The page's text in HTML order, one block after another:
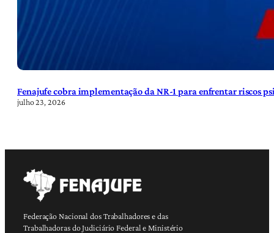
Fenajufe cobra implementação da NR-1 para enfrentar riscos
julho 23, 2026
Federação Nacional dos Trabalhadores e das
Trabalhadoras do Judiciário Federal e Ministério